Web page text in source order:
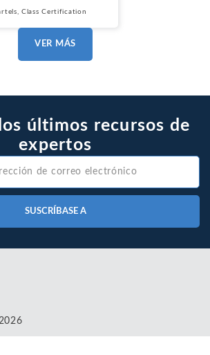
,Class Certification
VER MÁS
últimos recursos de
expertos
SUSCRÍBASE A